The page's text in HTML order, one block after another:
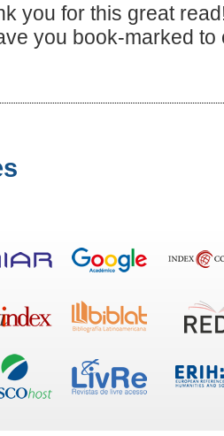
you for this great
you book-marked